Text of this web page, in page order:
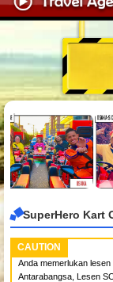
SuperHero Kart
CAUTION
Anda memerlukan
Antarabangsa, Lesen